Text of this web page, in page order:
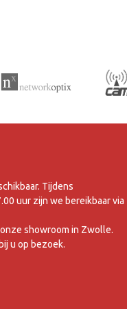
Tijdens
uur zijn we bereikbaar via
showroom in Zwolle.
u op bezoek.